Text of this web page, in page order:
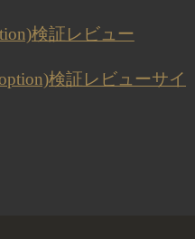
検証レビュー
検証レビューサイ